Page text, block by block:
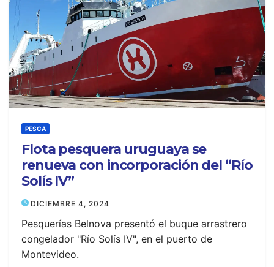
PESCA
Flota pesquera uruguaya se
renueva con incorporación del “Río
Solís IV”
DICIEMBRE 4, 2024
Pesquerías Belnova presentó el buque arrastrero
congelador "Río Solís IV", en el puerto de
Montevideo.